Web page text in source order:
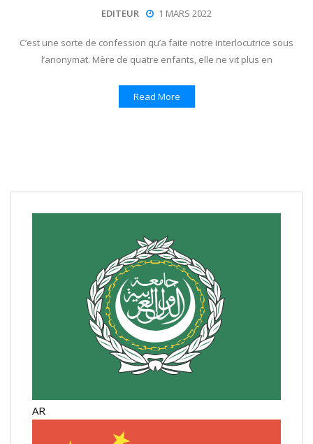
EDITEUR 1 MARS 2022
C’est une sorte de confession qu’a faite notre interlocutrice sous
l’anonymat. Mère de quatre enfants, elle ne vit plus en
Read More
AR